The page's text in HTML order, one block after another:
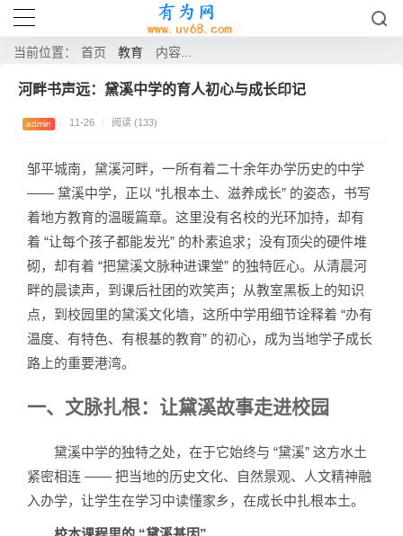
当前位置： 首页 教育 内容...
河畔书声远：黛溪中学的育人初心与成长印记
admin / 11-26 / 阅读 (133)
邹平城南，黛溪河畔，一所有着二十余年办学历史的中学
—— 黛溪中学，正以 “扎根本土、滋养成长” 的姿态，书写
着地方教育的温暖篇章。这里没有名校的光环加持，却有
着 “让每个孩子都能发光” 的朴素追求；没有顶尖的硬件堆
砌，却有着 “把黛溪文脉种进课堂” 的独特匠心。从清晨河
畔的晨读声，到课后社团的欢笑声；从教室黑板上的知识
点，到校园里的黛溪文化墙，这所中学用细节诠释着 “办有
温度、有特色、有根基的教育” 的初心，成为当地学子成长
路上的重要港湾。
一、文脉扎根：让黛溪故事走进校园
黛溪中学的独特之处，在于它始终与 “黛溪” 这方水土
紧密相连 —— 把当地的历史文化、自然景观、人文精神融
入办学，让学生在学习中读懂家乡，在成长中扎根本土。